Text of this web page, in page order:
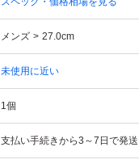
メンズ 27.0cm
未使用に近い
1個
支払い手続きから3～7日で発送